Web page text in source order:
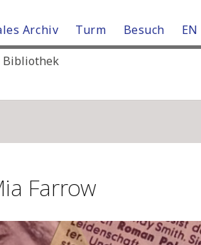
Archiv Turm Besuch
EN
Bibliothek
Farrow